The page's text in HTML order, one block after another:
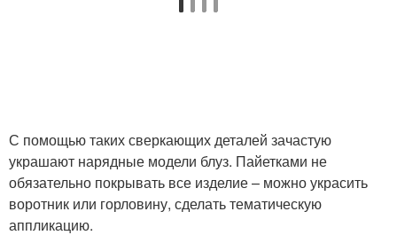
С помощью таких сверкающих деталей зачастую
украшают нарядные модели блуз. Пайетками не
обязательно покрывать все изделие – можно украсить
воротник или горловину, сделать тематическую
аппликацию.